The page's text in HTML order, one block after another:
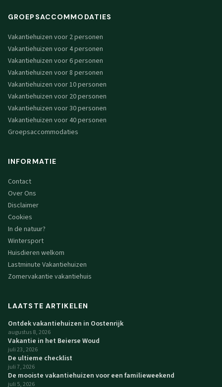
GROEPSACCOMMODATIES
Vakantiehuizen voor 2 personen
Vakantiehuizen voor 4 personen
Vakantiehuizen voor 6 personen
Vakantiehuizen voor 8 personen
Vakantiehuizen voor 10 personen
Vakantiehuizen voor 20 personen
Vakantiehuizen voor 30 personen
Vakantiehuizen voor 40 personen
Groepsaccommodaties
INFORMATIE
Contact
Over Ons
Disclaimer
Cookies
In de natuur?
Wintersport
Huisdieren welkom
Lastminute Vakantiehuizen
Zomervakantie vakantiehuis
LAATSTE ARTIKELEN
Ontdek vakantiehuizen in Oostenrijk
augustus 8, 2026
Vakantie in het Beierse Woud
juli 23, 2026
De ultieme checklist
juli 7, 2026
De mooiste vakantiehuizen voor een familieweekend
juli 5, 2026